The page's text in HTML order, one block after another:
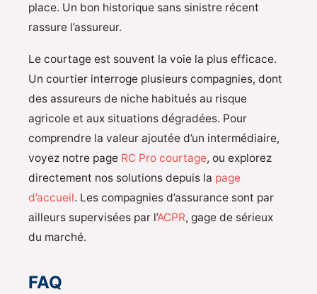
place. Un bon historique sans sinistre récent
rassure l’assureur.
Le courtage est souvent la voie la plus efficace.
Un courtier interroge plusieurs compagnies, dont
des assureurs de niche habitués au risque
agricole et aux situations dégradées. Pour
comprendre la valeur ajoutée d’un intermédiaire,
voyez notre page RC Pro courtage, ou explorez
directement nos solutions depuis la page
d’accueil. Les compagnies d’assurance sont par
ailleurs supervisées par l’ACPR, gage de sérieux
du marché.
FAQ